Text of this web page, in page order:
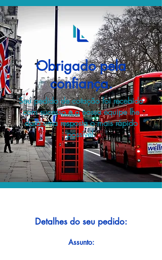
Obrigado pela
confiança.
Seu pedido de cotação foi recebido
com sucesso e a nossa equipe lhe
dará uma resposta o mais rápido
possível.
Detalhes do seu pedido:
Assunto: